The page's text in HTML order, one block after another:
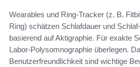
Wearables und Ring-Tracker (z. B.
Ring) schätzen Schlafdauer und
basierend auf Aktigraphie. Für exakte
Labor-Polysomnographie überlegen.
Benutzerfreundlichkeit sind wichtige